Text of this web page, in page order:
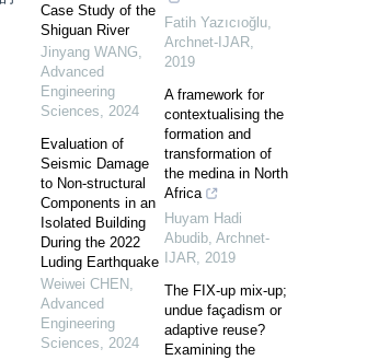
Case Study of the
Shiguan River
Jinyang WANG,
Advanced
Engineering
Sciences, 2024
Evaluation of
Seismic Damage
to Non-structural
Components in an
Isolated Building
During the 2022
Luding Earthquake
Weiwei CHEN ,
Advanced
Engineering
Sciences, 2024
Fatih Yazıcıoğlu,
Archnet-IJAR,
2019
A framework for
contextualising the
formation and
transformation of
the medina in North
Africa
Huyam Hadi
Abudib, Archnet-
IJAR, 2019
The FIX-up mix-up;
undue façadism or
adaptive reuse?
Examining the